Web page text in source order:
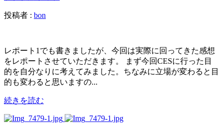
投稿者 : bon
レポート1でも書きましたが、今回は実際に回ってきた感想
をレポートさせていただきます。 まず今回CESに行った目
的を自分なりに考えてみました。ちなみに立場が変わると目
的も変わると思いますの...
続きを読む